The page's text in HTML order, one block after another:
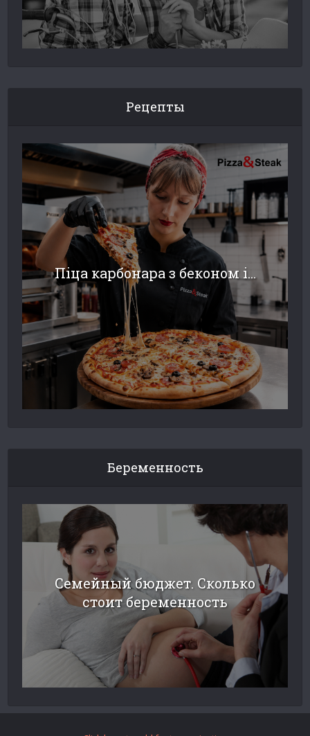
Рецепты
Піца карбонара з беконом і...
Беременность
Семейный бюджет. Сколько
стоит беременность